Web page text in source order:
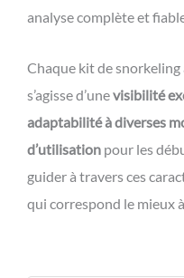
analyse complète et
Chaque kit de snorkeling
s’agisse d’unevisibilité
adaptabilité à diverses
d’utilisation pour les
guider à travers ces
qui correspond le mieux